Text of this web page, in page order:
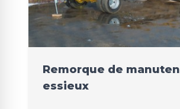
Remorque de
essieux